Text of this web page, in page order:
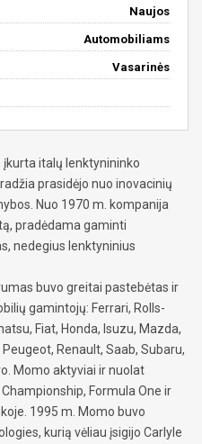
Naujos
Automobiliams
Vasarinės
įkurta italų lenktynininko
prasidėjo nuo inovacinių
Nuo 1970 m. kompanija
pradėdama gaminti
nedegius lenktyninius
buvo greitai pastebėtas ir
gamintojų: Ferrari, Rolls-
Fiat, Honda, Isuzu, Mazda,
Renault, Saab, Subaru,
Momo aktyviai ir nuolat
Formula One ir
1995 m. Momo buvo
kurią vėliau įsigijo Carlyle